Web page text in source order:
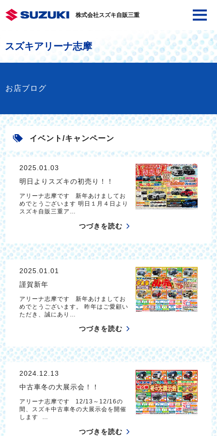
株式会社スズキ自販三重
スズキアリーナ志摩
お店ブログ
イベント/キャンペーン
2025.01.03
明日よりスズキの初売り！！
アリーナ志摩です 新年あけましてお
めでとうございます 明日１月４日より
スズキ自販三重ア…
つづきを読む
2025.01.01
謹賀新年
アリーナ志摩です 新年あけましてお
めでとうございます。 昨年はご愛顧い
ただき、誠にあり…
つづきを読む
2024.12.13
中古車冬の大展示会！！
アリーナ志摩です 12/13～12/16の
間、スズキ中古車冬の大展示会を開催
します …
つづきを読む